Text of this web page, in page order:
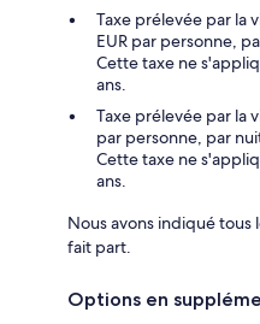
Taxe prélevée par la
EUR par personne,
Cette taxe ne
ans.
Taxe prélevée par la
par personne, par
Cette taxe ne
ans.
Nous avons indiqué
fait part.
Options en